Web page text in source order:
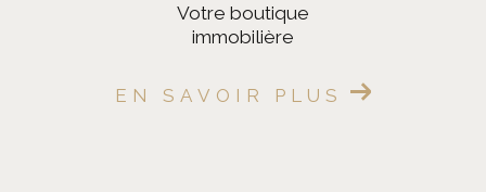
votre boutique
immobilière
EN SAVOIR PLUS